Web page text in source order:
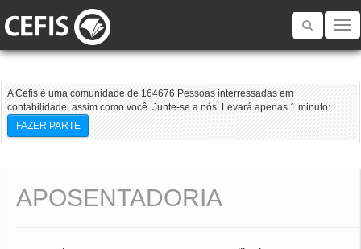
Toggle
A Cefis é uma comunidade de 164676 Pessoas interressadas em
contabilidade, assim como você. Junte-se a nós. Levará apenas 1 minuto:
FAZER PARTE
APOSENTADORIA